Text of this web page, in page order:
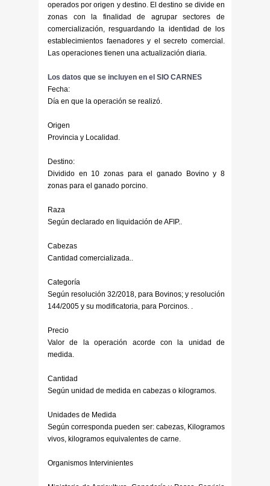
operados por origen y destino. El destino se divide en
zonas con la finalidad de agrupar sectores de
comercialización, resguardando la identidad de los
establecimientos faenadores y el secreto comercial.
Las operaciones tienen una actualización diaria.
Los datos que se incluyen en el SIO CARNES
Fecha:
Día en que la operación se realizó.
Origen
Provincia y Localidad.
Destino:
Dividido en 10 zonas para el ganado Bovino y 8
zonas para el ganado porcino.
Raza
Según declarado en liquidación de AFIP..
Cabezas
Cantidad comercializada..
Categoría
Según resolución 32/2018, para Bovinos; y resolución
144/2005 y su modificatoria, para Porcinos. .
Precio
Valor de la operación acorde con la unidad de
medida.
Cantidad
Según unidad de medida en cabezas o kilogramos.
Unidades de Medida
Según corresponda pueden ser: cabezas, Kilogramos
vivos, kilogramos equivalentes de carne.
Organismos Intervinientes